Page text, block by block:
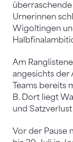
Urnerinnen
Wigoltingen
Am
angesichts der
Teams bereits
B. Dort liegt
und
Vor der Pause